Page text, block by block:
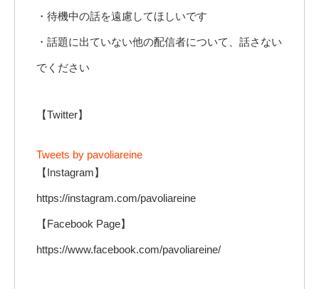
・待機中の話を遠慮してほしいです
・話題に出ていない他の配信者について、話さない
でください
【Twitter】
Tweets by pavoliareine
【Instagram】
https://instagram.com/pavoliareine
【Facebook Page】
https://www.facebook.com/pavoliareine/